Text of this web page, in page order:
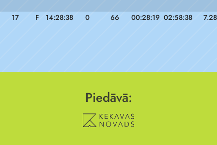
17 F 14:28:38 0 66 00:28:19 02:58:38 7.28
Piedāvā: